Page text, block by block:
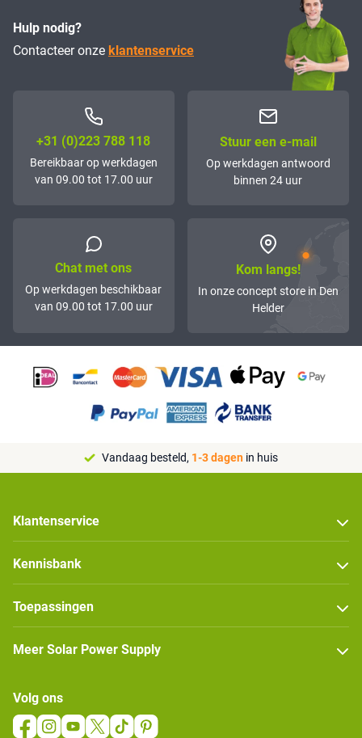
Hulp nodig?
Contacteer onze klantenservice
+31 (0)223 788 118
Bereikbaar op werkdagen
van 09.00 tot 17.00 uur
Stuur een e-mail
Op werkdagen antwoord
binnen 24 uur
Chat met ons
Op werkdagen beschikbaar
van 09.00 tot 17.00 uur
Kom langs!
In onze concept store in Den
Helder
Vandaag besteld, 1-3 dagen in huis
Klantenservice
Kennisbank
Toepassingen
Meer Solar Power Supply
Volg ons